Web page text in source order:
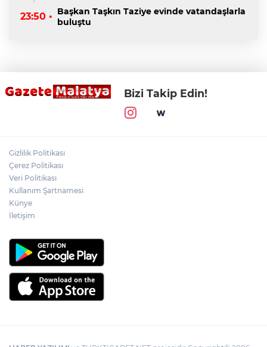
23:50 • Başkan Taşkın Taziye evinde vatandaşlarla
buluştu
Bizi Takip Edin!
Gizlilik Politikası
Çerez Politikası
Veri Politikası
Kullanım Şartnamesi
Künye
İletişim